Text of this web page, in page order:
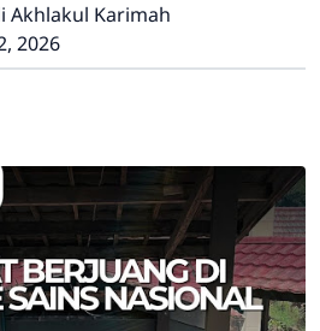
Akhlakul Karimah
2026